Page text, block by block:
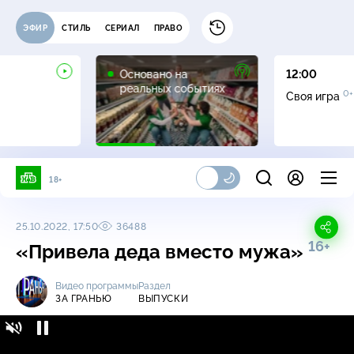
ЭФИР СТИЛЬ СЕРИАЛ ПРАВО
Основано на
реальных событиях
16+
12:00
Своя игра 0+
18+
25.10.2022, 17:50 36488
«Привела деда вместо мужа» 16+
Видео программы
ЗА ГРАНЬЮ
Раздел
ВЫПУСКИ